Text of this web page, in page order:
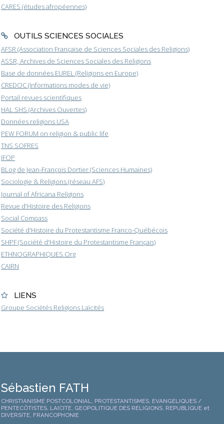
CARES (études afropéennes)
OUTILS SCIENCES SOCIALES
AFSR (Association Française de Sciences Sociales des Religions)
ASSR, Archives de Sciences Sociales des Religions
Base de données EUREL (Religions en Europe)
CREDOC (Informations modes de vie)
Portail revues scientifiques
HAL SHS (Archives Ouvertes)
Données religions USA
PEW FORUM on religion & public life
TNS SOFRES
IFOP
BLog de Jean-François Dortier (Sciences Humaines)
Sociologie & Religions (réseau AFS)
Journal of Africana Religions
Revue d'Histoire des Religions
Social Compass
Société d'Histoire du Protestantisme Franco-Québécois
SHPF (Société d'Histoire du Protestantisme Français)
ETHNOGRAPHIQUES.Org
CAIRN
LIENS
Groupe Sociétés Religions Laïcités
Sébastien FATH
CHRISTIANISME POSTCOLONIAL, PROTESTANTISMES, EVANGELIQUES /
PENTECÔTISTES, LAICITE, GEOPOLITIQUE DES RELIGIONS, REPUBLIQUE et
DIVERSITE, FRANCOPHONIE